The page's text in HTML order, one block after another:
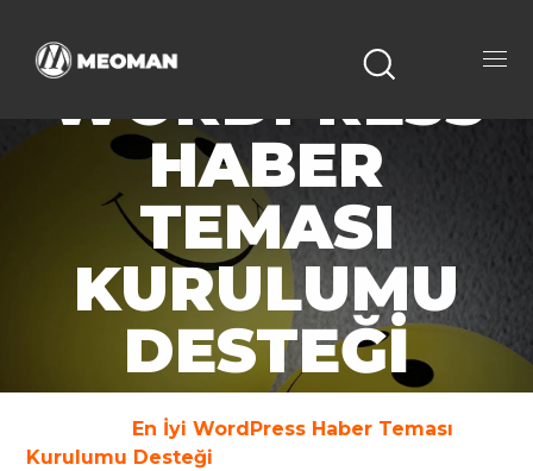
EN İYI
WORDPRESS
HABER
TEMASI
KURULUMU
DESTEĞI
En İyi WordPress Haber Teması
Kurulumu Desteği